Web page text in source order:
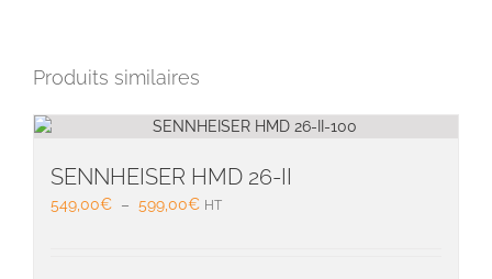
Produits similaires
SENNHEISER HMD 26-II
549,00€ – 599,00€Plage
HT